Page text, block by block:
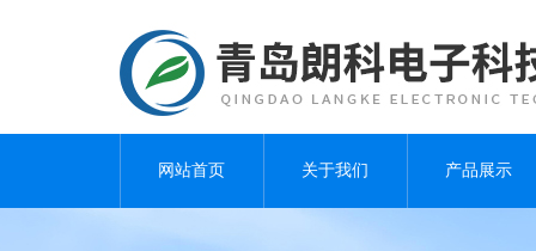
网站首页 关于我们 产品展示